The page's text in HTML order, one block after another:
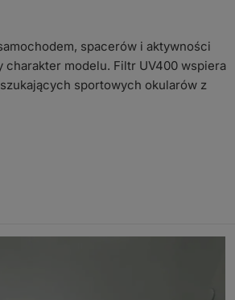
spacerów i aktywności
modelu. Filtr UV400 wspiera
sportowych okularów z